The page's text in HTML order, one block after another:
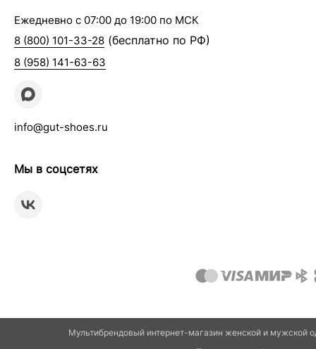
Ежедневно с 07:00 до 19:00 по МСК
8 (800) 101-33-28 (бесплатно по РФ)
8 (958) 141-63-63
info@gut-shoes.ru
Мы в соцсетях
Мультибрендовый интернет-магазин женской и